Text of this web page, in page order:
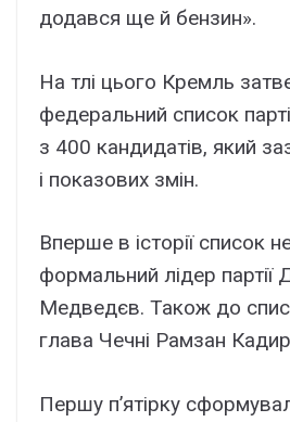
додався ще й бензин».
На тлі цього Кремль
федеральний список
з 400 кандидатів, який
і показових змін.
Вперше в історії список
формальний лідер партії
Медведєв. Також до
глава Чечні Рамзан
Першу п’ятірку